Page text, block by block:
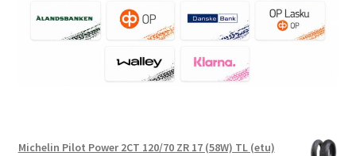
Michelin Pilot Power 2CT 120/70 ZR 17 (58W) TL (etu)